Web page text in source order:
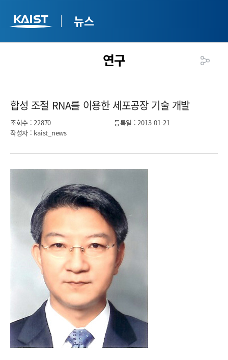
뉴스
연구
합성 조절 RNA를 이용한 세포공장 기술 개발​
조회수 : 22870 등록일 : 2013-01-21
작성자 : kaist_news